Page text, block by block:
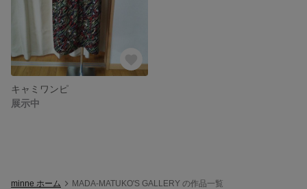
キャミワンピ
展示中
minne ホーム MADA-MATUKO'S GALLERY の作品一覧